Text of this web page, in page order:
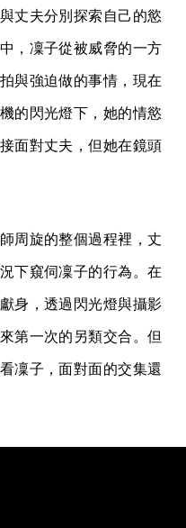
丈夫分別探索自己的慾
，凜子從被威脅的一方
與強迫做的事情，現在
的閃光燈下，她的情慾
面對丈夫，但她在鏡頭
周旋的整個過程裡，丈
下窺伺凜子的行為。在
身，透過閃光燈與攝影
第一次的另類交合。但
凜子，面對面的交集還